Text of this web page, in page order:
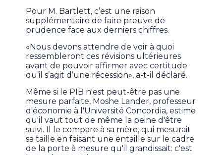
Pour M. Bartlett, c’est une raison
supplémentaire de faire preuve de
prudence face aux derniers chiffres.
«Nous devons attendre de voir à quoi
ressembleront ces révisions ultérieures
avant de pouvoir affirmer avec certitude
qu’il s’agit d’une récession», a-t-il déclaré.
Même si le PIB n'est peut-être pas une
mesure parfaite, Moshe Lander, professeur
d'économie à l'Université Concordia, estime
qu'il vaut tout de même la peine d'être
suivi. Il le compare à sa mère, qui mesurait
sa taille en faisant une entaille sur le cadre
de la porte à mesure qu'il grandissait: c'est